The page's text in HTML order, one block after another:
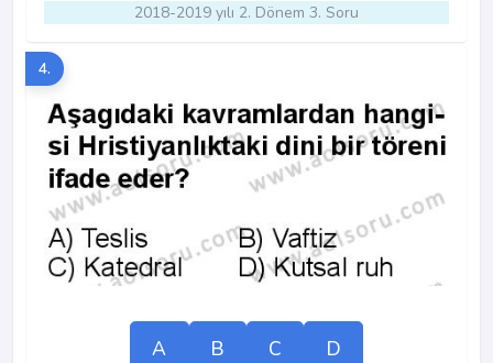
2018-2019 yılı 2. Dönem 3. Soru
4.
A B C D